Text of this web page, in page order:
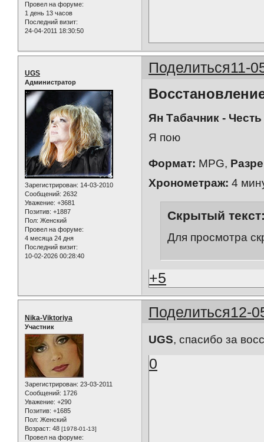
Провел на форуме:
1 день 13 часов
Последний визит:
24-04-2011 18:30:50
Поделиться11-
UGS
Администратор
Зарегистрирован: 14-03-2010
Сообщений: 2632
Уважение: +3681
Позитив: +1887
Пол: Женский
Провел на форуме:
4 месяца 24 дня
Последний визит:
10-02-2026 00:28:40
Ян Табачник -
Я пою
Формат: MPG,
Хронометраж: 4
Скрытый
Для просмотра
+5
Поделиться12-
Nika-Viktoriya
Участник
Зарегистрирован: 23-03-2011
Сообщений: 1726
Уважение: +290
Позитив: +1685
Пол: Женский
Возраст: 48 [1978-01-13]
Провел на форуме:
UGS, спасибо за
0